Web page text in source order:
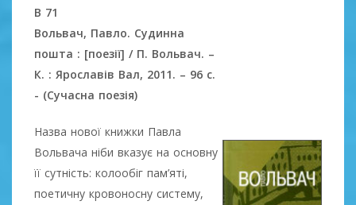
В 71
Вольвач, Павло. Судинна
пошта : [поезії] / П. Вольвач. –
К. : Ярославів Вал, 2011. – 96 с.
- (Сучасна поезія)
Назва нової книжки Павла
Вольвача ніби вказує на основну
її сутність: колообіг пам’яті,
поетичну кровоносну систему,